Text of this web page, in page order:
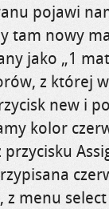
pojawi
tam nowy
jako „1
z której
new i
kolor
z menu select